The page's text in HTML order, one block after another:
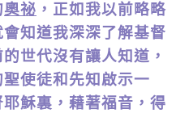
奧祕 ，正如我以前略略
知道我深深了解基督
世代沒有讓人知道，
使徒和先知啟示一
穌裏，藉著福音，得